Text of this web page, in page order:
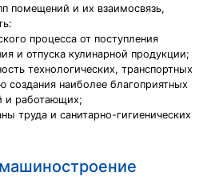
помещений и их взаимосвязь,
процесса от поступления
и отпуска кулинарной продукции;
технологических, транспортных
создания наиболее благоприятных
и работающих;
труда и санитарно-гигиенических